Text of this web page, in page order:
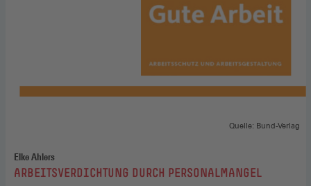
Elke Ahlers
:ARBEITSVERDICHTUNG DURCH PERSONALMANGEL
Quelle: Bund-Verlag